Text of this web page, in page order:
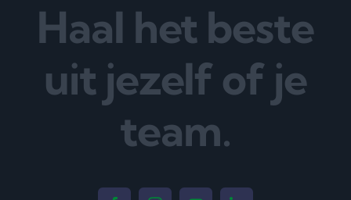
Haal het beste
uit jezelf of je
team.